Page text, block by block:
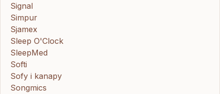
Signal
Simpur
Sjamex
Sleep O'Clock
SleepMed
Softi
Sofy i kanapy
Songmics